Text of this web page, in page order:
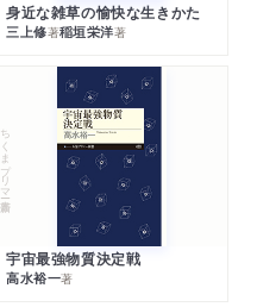
身近な雑草の愉快な生きかた
三上修著稲垣栄洋著
ちくまプリマー新書
宇宙最強物質決定戦
高水裕一著